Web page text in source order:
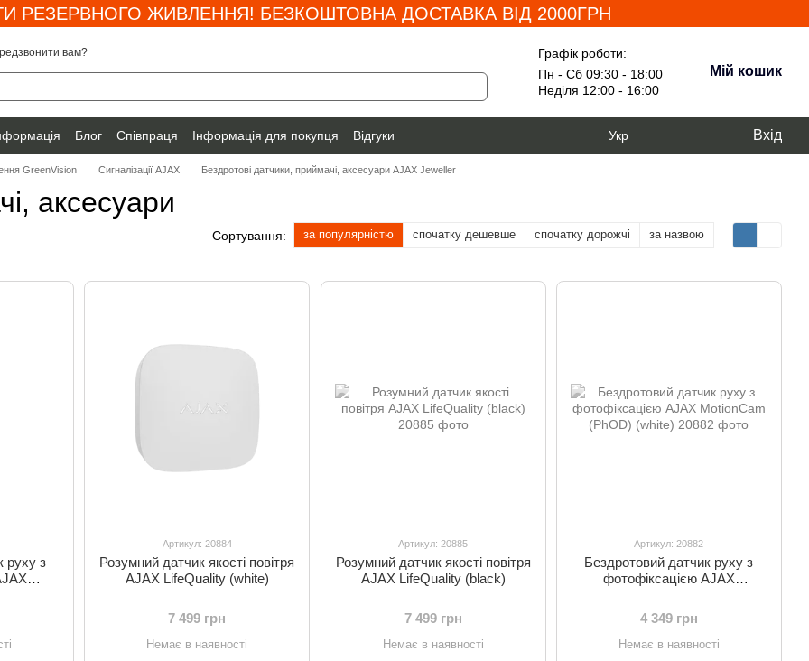
РЕЗЕРВНОГО ЖИВЛЕННЯ! БЕЗКОШТОВНА ДОСТАВКА ВІД 2000ГРН
вам?
Графік роботи:
Пн - Сб 09:30 - 18:00
Неділя 12:00 - 16:00
Мій кошик
Блог Співпраця Інформація для покупця
Відгуки
Укр Вхід
GreenVision Сигналізації AJAX Бездротові датчики, приймачі, аксесуари AJAX Jeweller
аксесуари
Сортування: за популярністю спочатку дешевше спочатку дорожчі за назвою
руху з
Артикул: 20884
Розумний датчик якості повітря
AJAX LifeQuality (white)
7 499 грн
Немає в наявності
Артикул: 20885
Розумний датчик якості повітря
AJAX LifeQuality (black)
7 499 грн
Немає в наявності
Артикул: 20882
Бездротовий датчик руху з
фотофіксацією AJAX
4 349 грн
Немає в наявності